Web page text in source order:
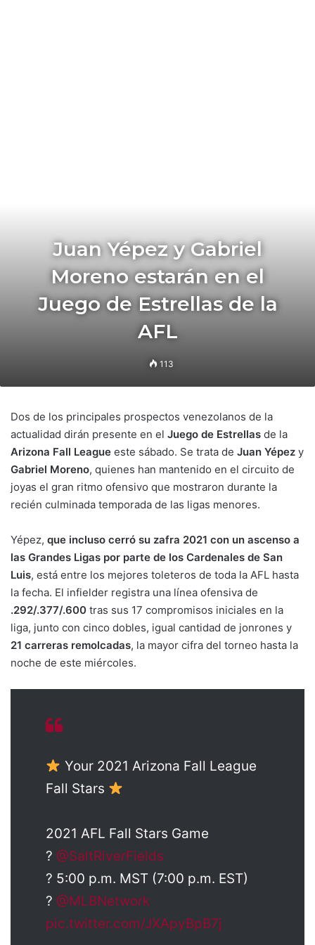
Juan Yépez y Gabriel
Moreno estarán en el
Juego de Estrellas de la
AFL
113
Dos de los principales prospectos venezolanos de la
actualidad dirán presente en el Juego de Estrellas de la
Arizona Fall League este sábado. Se trata de Juan Yépez y
Gabriel Moreno, quienes han mantenido en el circuito de
joyas el gran ritmo ofensivo que mostraron durante la
recién culminada temporada de las ligas menores.
Yépez, que incluso cerró su zafra 2021 con un ascenso a
las Grandes Ligas por parte de los Cardenales de San
Luis, está entre los mejores toleteros de toda la AFL hasta
la fecha. El infielder registra una línea ofensiva de
.292/.377/.600 tras sus 17 compromisos iniciales en la
liga, junto con cinco dobles, igual cantidad de jonrones y
21 carreras remolcadas, la mayor cifra del torneo hasta la
noche de este miércoles.
Your 2021 Arizona Fall League
Fall Stars
2021 AFL Fall Stars Game
? @SaltRiverFields
? 5:00 p.m. MST (7:00 p.m. EST)
? @MLBNetwork
pic.twitter.com/JXApyBpB7j